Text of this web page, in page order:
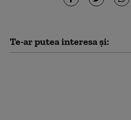
Te-ar putea interesa și: